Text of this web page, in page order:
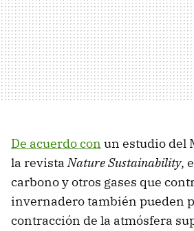
De acuerdo con un estudio del
la revistaNature Sustainability,
carbono y otros gases que
invernadero también pueden
contracción de la atmósfera